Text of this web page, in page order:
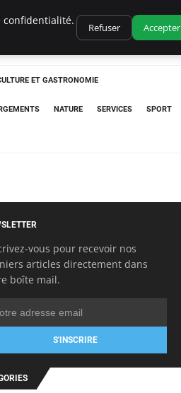
ET GASTRONOMIE
NATURE SERVICES SPORT
vous pour recevoir nos
articles directement dans
boîte mail.
S'INSCRIRE
confidentialité.
Refuser Accepter